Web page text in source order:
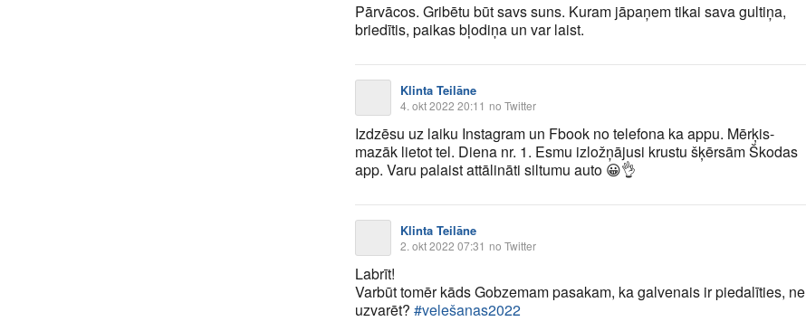
Pārvācos. Gribētu būt savs suns. Kuram jāpaņem tikai sava gultiņa,
briedītis, paikas bļodiņa un var laist.
Klinta Teilāne
4. okt 2022 20:11 no Twitter
Izdzēsu uz laiku Instagram un Fbook no telefona ka appu. Mērķis-
mazāk lietot tel. Diena nr. 1. Esmu izložņājusi krustu šķērsām Škodas
app. Varu palaist attālināti siltumu auto 😀👌
Klinta Teilāne
2. okt 2022 07:31 no Twitter
Labrīt!
Varbūt tomēr kāds Gobzemam pasakam, ka galvenais ir piedalīties, ne
uzvarēt? #velešanas2022